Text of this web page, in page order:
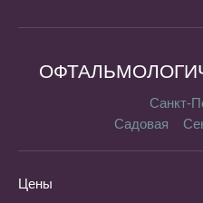
Санкт-
Садовая
Цены